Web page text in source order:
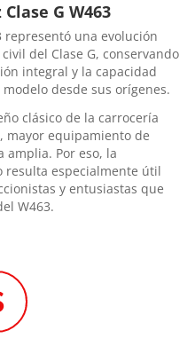
G W463
representó una evolución
del Clase G, conservando
integral y la capacidad
desde sus orígenes.
clásico de la carrocería
mayor equipamiento de
amplia. Por eso, la
resulta especialmente útil
y entusiastas que
W463.